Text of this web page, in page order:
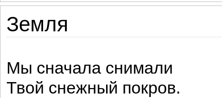
Земля
Мы сначала снимали
Твой снежный покров.